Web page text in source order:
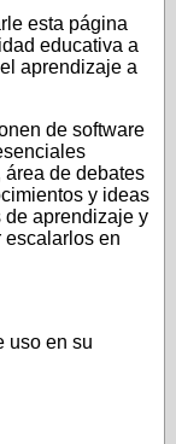
esta página
educativa a
aprendizaje a
de software
de debates
y ideas
de aprendizaje y
escalarlos en
uso en su